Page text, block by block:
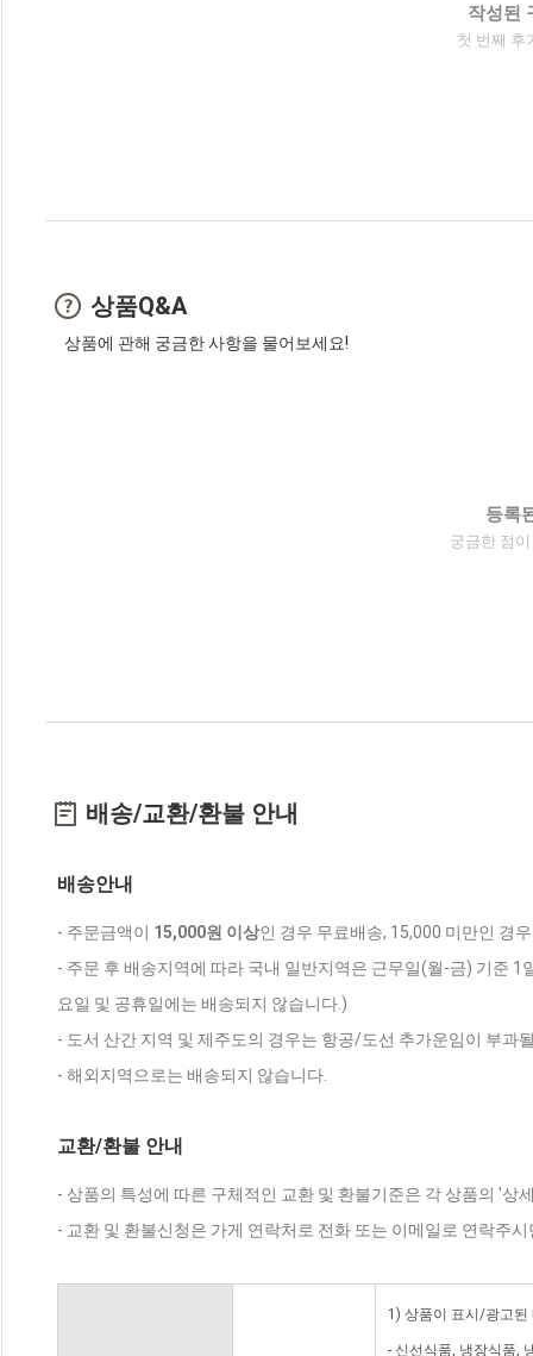
작성된
첫 번째 후
상품Q&A
상품에 관해 궁금한 사항을 물어보세요!
등록
궁금한 점
배송/교환/환불 안내
배송안내
- 주문금액이 15,000원 이상인 경우 무료배송, 15,000 미만인 경
- 주문 후 배송지역에 따라 국내 일반지역은 근무일(월-금) 기준
요일 및 공휴일에는 배송되지 않습니다.)
- 도서 산간 지역 및 제주도의 경우는 항공/도선 추가운임이 부과
- 해외지역으로는 배송되지 않습니다.
교환/환불 안내
- 상품의 특성에 따른 구체적인 교환 및 환불기준은 각 상품의 '상
- 교환 및 환불신청은 가게 연락처로 전화 또는 이메일로 연락주
1) 상품이 표시/광고된
- 신선식품, 냉장식품,